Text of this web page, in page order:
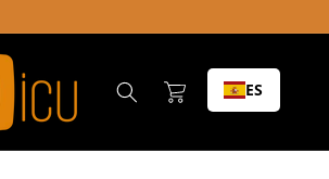
Carrito ES